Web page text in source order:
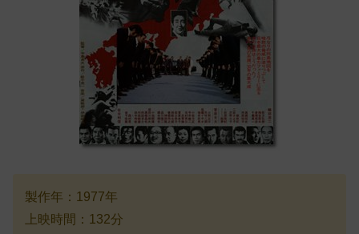
製作年：1977年
上映時間：132分